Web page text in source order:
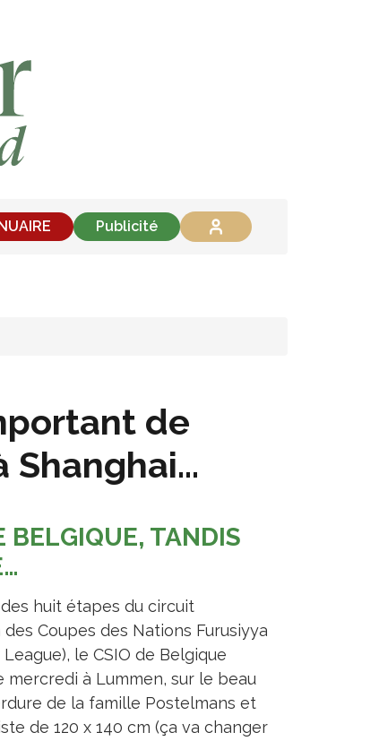
Publicité
de
Shanghai…
BELGIQUE, TANDIS
huit étapes du circuit
Coupes des Nations Furusiyya
le CSIO de Belgique
mercredi à Lummen, sur le beau
de la famille Postelmans et
de 120 x 140 cm (ça va changer